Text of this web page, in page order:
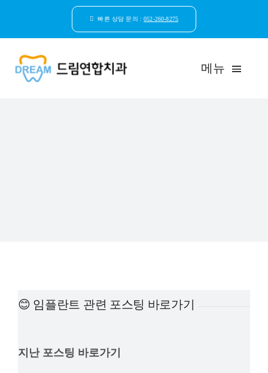
빠른 상담 문의 :052-260-8275
메뉴
상담예약
😊 임플란트 관련 포스팅 바로가기
지난 포스팅 바로가기